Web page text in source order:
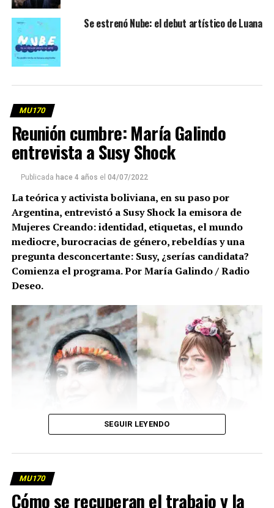
Se estrenó Nube: el debut artístico de Luana
MU170
Reunión cumbre: María Galindo
entrevista a Susy Shock
Publicada hace 4 años el 04/07/2022
La teórica y activista boliviana, en su paso por
Argentina, entrevistó a Susy Shock la emisora de
Mujeres Creando: identidad, etiquetas, el mundo
mediocre, burocracias de género, rebeldías y una
pregunta desconcertante: Susy, ¿serías candidata?
Comienza el programa. Por María Galindo / Radio
Deseo.
(más…)
SEGUIR LEYENDO
MU170
Cómo se recuperan el trabajo y la